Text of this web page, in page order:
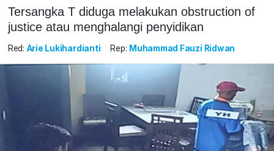
Tersangka T diduga melakukan obstruction of
justice atau menghalangi penyidikan
Red: Arie Lukihardianti Rep: Muhammad Fauzi Ridwan